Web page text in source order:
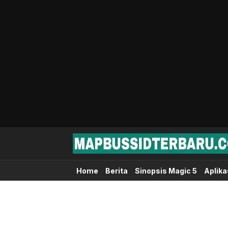
Map Bussid Terbaru
MapBussidTerbaru.com | Pusat
Home Berita Sinopsis Magic 5